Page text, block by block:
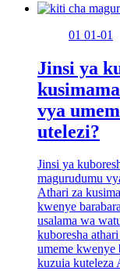
01 01-01
Jinsi ya
vya
utelezi?
Jinsi ya
magurudumu
Athari za
kwenye
usalama wa
kuboresha
umeme kwenye
kuzuia kuteleza